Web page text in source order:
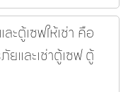
ะตู้เซฟให้เช่า คือ
และเช่าตู้เซฟ ตู้